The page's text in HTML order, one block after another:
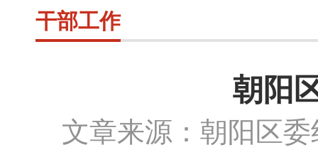
干部工作
朝阳
文章来源：朝阳